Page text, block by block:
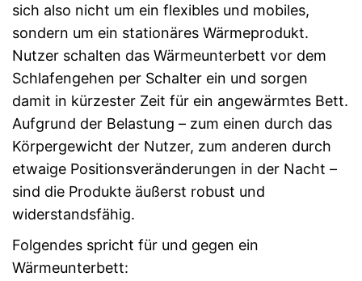
sich also nicht um ein flexibles und mobiles,
sondern um ein stationäres Wärmeprodukt.
Nutzer schalten das Wärmeunterbett vor dem
Schlafengehen per Schalter ein und sorgen
damit in kürzester Zeit für ein angewärmtes Bett.
Aufgrund der Belastung – zum einen durch das
Körpergewicht der Nutzer, zum anderen durch
etwaige Positionsveränderungen in der Nacht –
sind die Produkte äußerst robust und
widerstandsfähig.
Folgendes spricht für und gegen ein
Wärmeunterbett: